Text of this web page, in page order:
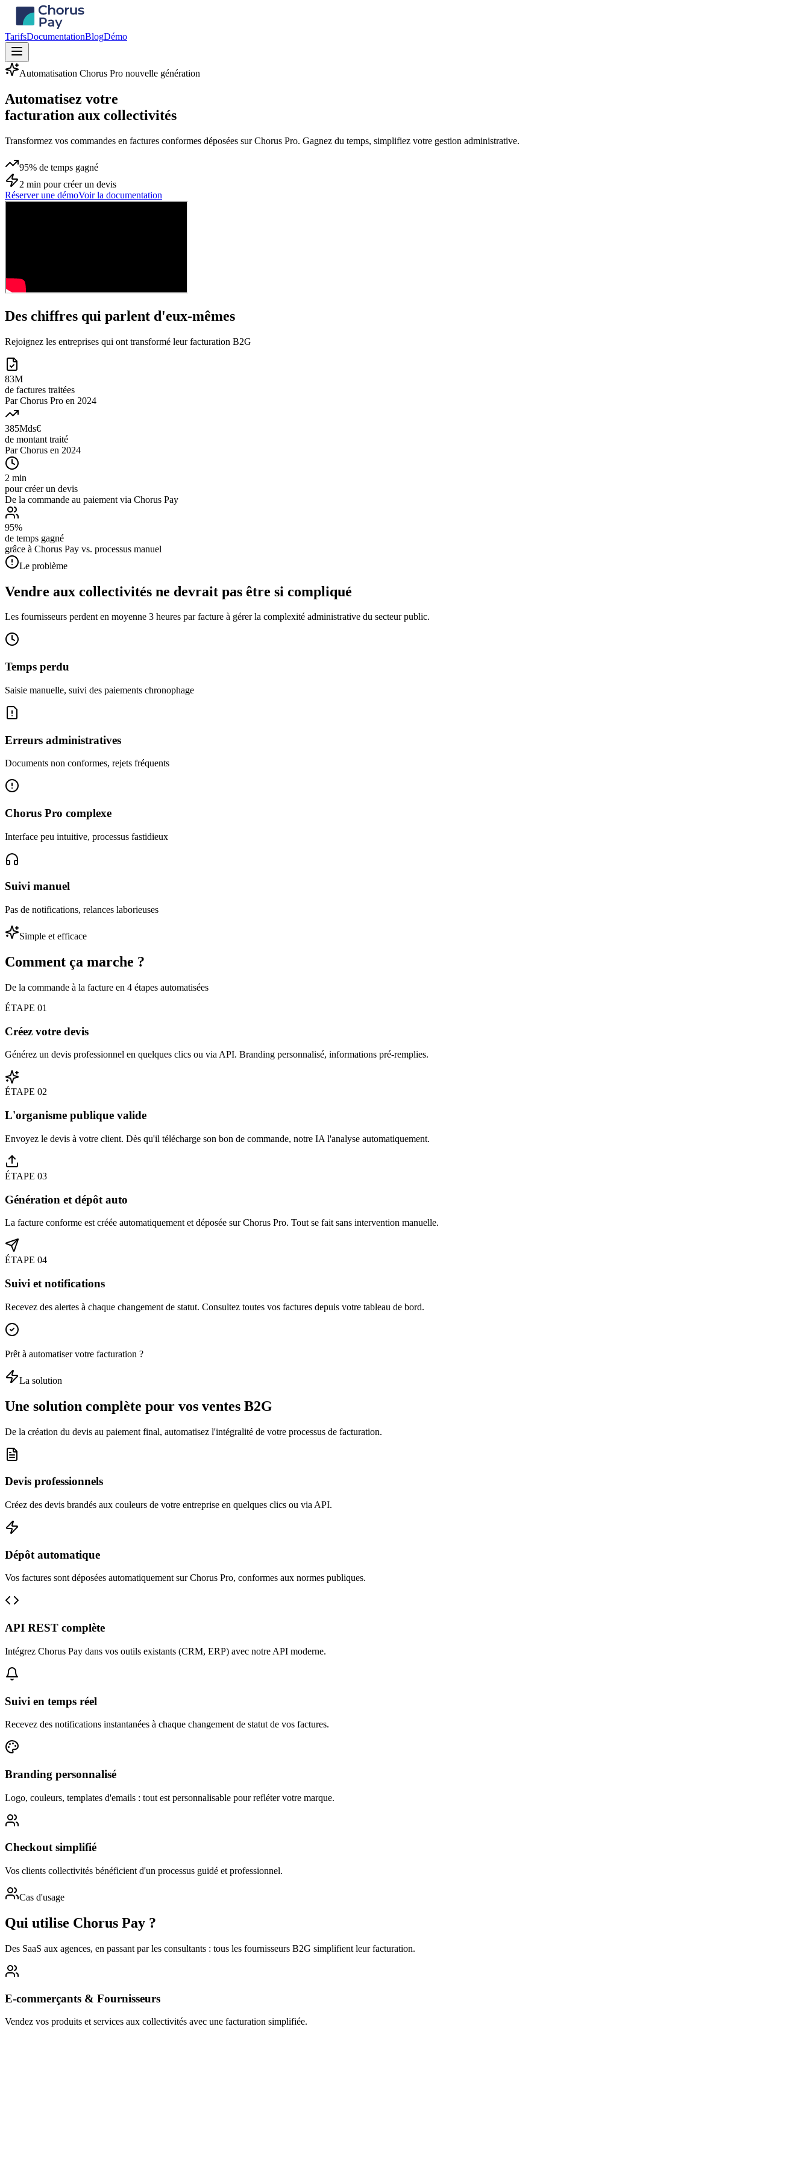
TarifsDocumentationBlogDémo
Automatisation Chorus Pro nouvelle génération
Automatisez votre
facturation aux collectivités
Transformez vos commandes en factures conformes déposées sur Chorus Pro. Gagnez du temps, simplifiez votre gestion administrative.
95% de temps gagné
2 min pour créer un devis
Réserver une démoVoir la documentation
Des chiffres qui parlent d'eux-mêmes
Rejoignez les entreprises qui ont transformé leur facturation B2G
83M
de factures traitées
Par Chorus Pro en 2024
385Mds€
de montant traité
Par Chorus en 2024
2 min
pour créer un devis
De la commande au paiement via Chorus Pay
95%
de temps gagné
grâce à Chorus Pay vs. processus manuel
Le problème
Vendre aux collectivités ne devrait pas être si compliqué
Les fournisseurs perdent en moyenne 3 heures par facture à gérer la complexité administrative du secteur public.
Temps perdu
Saisie manuelle, suivi des paiements chronophage
Erreurs administratives
Documents non conformes, rejets fréquents
Chorus Pro complexe
Interface peu intuitive, processus fastidieux
Suivi manuel
Pas de notifications, relances laborieuses
Simple et efficace
Comment ça marche ?
De la commande à la facture en 4 étapes automatisées
ÉTAPE 01
Créez votre devis
Générez un devis professionnel en quelques clics ou via API. Branding personnalisé, informations pré-remplies.
ÉTAPE 02
L'organisme publique valide
Envoyez le devis à votre client. Dès qu'il télécharge son bon de commande, notre IA l'analyse automatiquement.
ÉTAPE 03
Génération et dépôt auto
La facture conforme est créée automatiquement et déposée sur Chorus Pro. Tout se fait sans intervention manuelle.
ÉTAPE 04
Suivi et notifications
Recevez des alertes à chaque changement de statut. Consultez toutes vos factures depuis votre tableau de bord.
Prêt à automatiser votre facturation ?
La solution
Une solution complète pour vos ventes B2G
De la création du devis au paiement final, automatisez l'intégralité de votre processus de facturation.
Devis professionnels
Créez des devis brandés aux couleurs de votre entreprise en quelques clics ou via API.
Dépôt automatique
Vos factures sont déposées automatiquement sur Chorus Pro, conformes aux normes publiques.
API REST complète
Intégrez Chorus Pay dans vos outils existants (CRM, ERP) avec notre API moderne.
Suivi en temps réel
Recevez des notifications instantanées à chaque changement de statut de vos factures.
Branding personnalisé
Logo, couleurs, templates d'emails : tout est personnalisable pour refléter votre marque.
Checkout simplifié
Vos clients collectivités bénéficient d'un processus guidé et professionnel.
Cas d'usage
Qui utilise Chorus Pay ?
Des SaaS aux agences, en passant par les consultants : tous les fournisseurs B2G simplifient leur facturation.
E-commerçants & Fournisseurs
Vendez vos produits et services aux collectivités avec une facturation simplifiée.